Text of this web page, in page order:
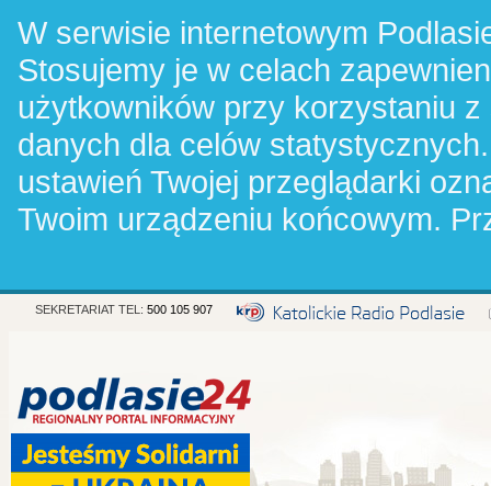
W serwisie internetowym
Stosujemy je w celach
użytkowników przy korzystaniu
danych dla celów
ustawień Twojej przeglądarki
Twoim urządzeniu końcowym.
SEKRETARIAT TEL: 500 105 907